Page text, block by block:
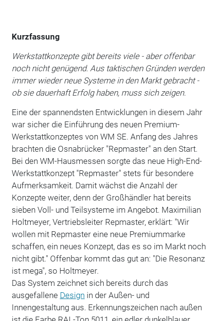
Kurzfassung
Werkstattkonzepte gibt bereits viele - aber offenbar
noch nicht genügend. Aus taktischen Gründen werden
immer wieder neue Systeme in den Markt gebracht -
ob sie dauerhaft Erfolg haben, muss sich zeigen.
Eine der spannendsten Entwicklungen in diesem Jahr
war sicher die Einführung des neuen Premium-
Werkstattkonzeptes von WM SE. Anfang des Jahres
brachten die Osnabrücker "Repmaster" an den Start.
Bei den WM-Hausmessen sorgte das neue High-End-
Werkstattkonzept "Repmaster" stets für besondere
Aufmerksamkeit. Damit wächst die Anzahl der
Konzepte weiter, denn der Großhändler hat bereits
sieben Voll- und Teilsysteme im Angebot. Maximilian
Holtmeyer, Vertriebsleiter Repmaster, erklärt: "Wir
wollen mit Repmaster eine neue Premiummarke
schaffen, ein neues Konzept, das es so im Markt noch
nicht gibt." Offenbar kommt das gut an: "Die Resonanz
ist mega", so Holtmeyer.
Das System zeichnet sich bereits durch das
ausgefallene Design in der Außen- und
Innengestaltung aus. Erkennungszeichen nach außen